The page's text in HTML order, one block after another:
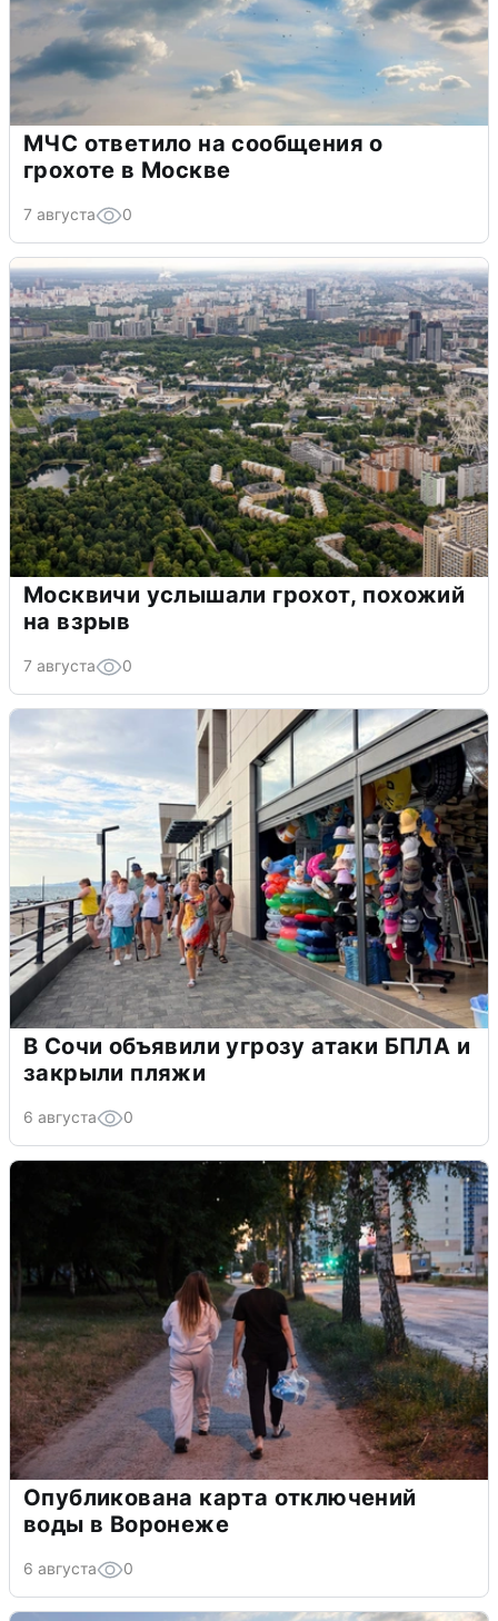
МЧС ответило на сообщения о
грохоте в Москве
7 августа 0
Москвичи услышали грохот, похожий
на взрыв
7 августа 0
В Сочи объявили угрозу атаки БПЛА и
закрыли пляжи
6 августа 0
Опубликована карта отключений
воды в Воронеже
6 августа 0